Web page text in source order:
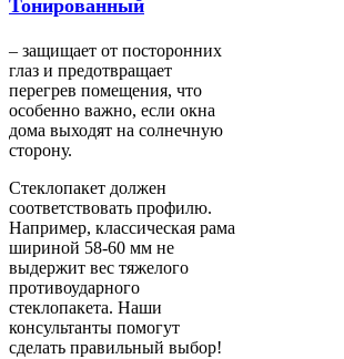
Тонированный
– защищает от посторонних
глаз и предотвращает
перегрев помещения, что
особенно важно, если окна
дома выходят на солнечную
сторону.
Стеклопакет должен
соответствовать профилю.
Например, классическая рама
шириной 58-60 мм не
выдержит вес тяжелого
противоударного
стеклопакета. Наши
консультанты помогут
сделать правильный выбор!